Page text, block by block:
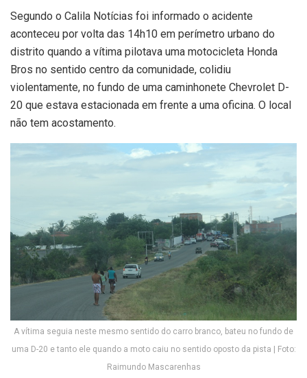
Segundo o Calila Notícias foi informado o acidente
aconteceu por volta das 14h10 em perímetro urbano do
distrito quando a vítima pilotava uma motocicleta Honda
Bros no sentido centro da comunidade, colidiu
violentamente, no fundo de uma caminhonete Chevrolet D-
20 que estava estacionada em frente a uma oficina. O local
não tem acostamento.
A vítima seguia neste mesmo sentido do carro branco, bateu no fundo de
uma D-20 e tanto ele quando a moto caiu no sentido oposto da pista | Foto:
Raimundo Mascarenhas